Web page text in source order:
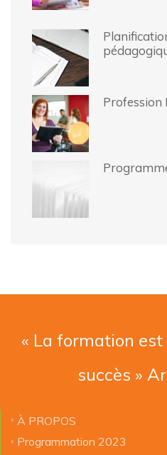
Profession
« La formation est
succès »
À PROPOS
Programmation 2023